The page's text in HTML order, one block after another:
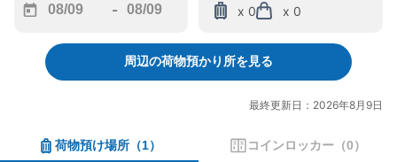
forward
interact
calendar
and
-
backward
to
interact
calendar
and
x 0 x 0
周辺の荷物預かり所を見る
最終更新日：2026年8月9日
荷物預け場所 （1） コインロッカー （0）